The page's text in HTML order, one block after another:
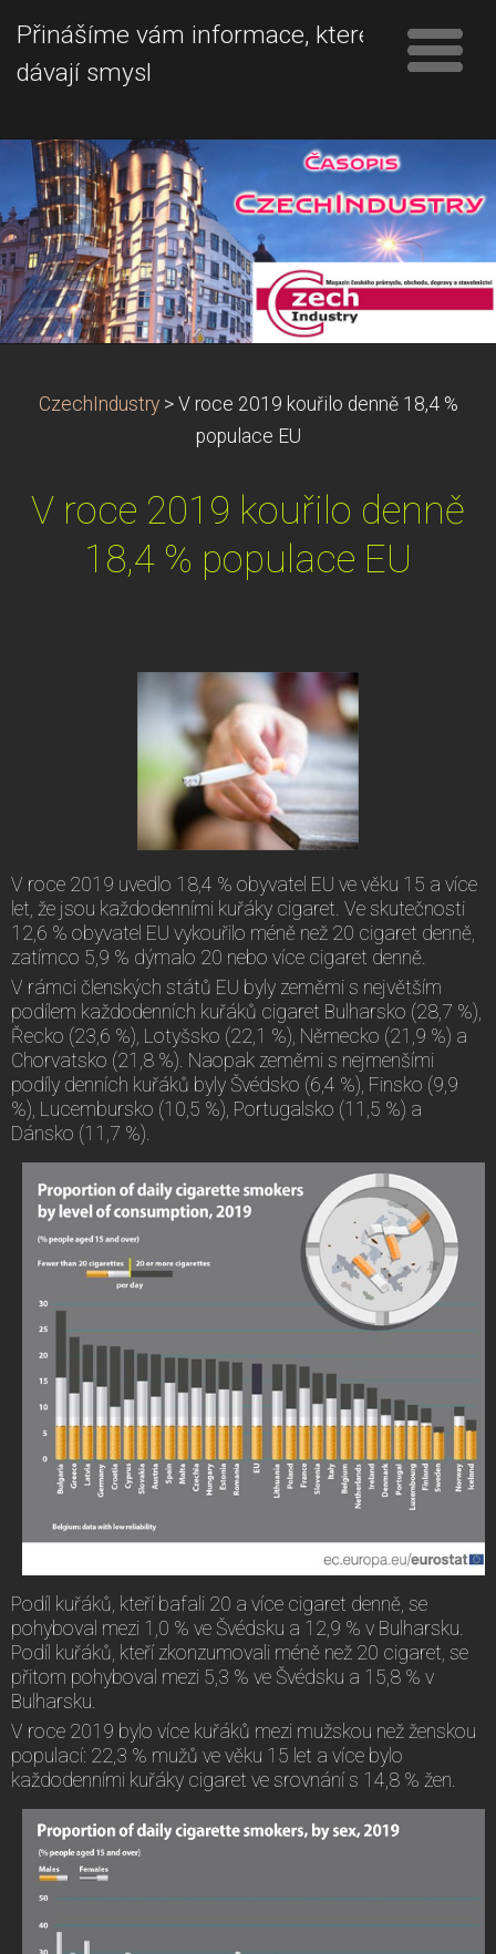
Přinášíme vám informace, které
dávají smysl
CzechIndustry > V roce 2019 kouřilo denně 18,4 %
populace EU
V roce 2019 kouřilo denně
18,4 % populace EU
V roce 2019 uvedlo 18,4 % obyvatel EU ve věku 15 a více
let, že jsou každodenními kuřáky cigaret. Ve skutečnosti
12,6 % obyvatel EU vykouřilo méně než 20 cigaret denně,
zatímco 5,9 % dýmalo 20 nebo více cigaret denně.
V rámci členských států EU byly zeměmi s největším
podílem každodenních kuřáků cigaret Bulharsko (28,7 %),
Řecko (23,6 %), Lotyšsko (22,1 %), Německo (21,9 %) a
Chorvatsko (21,8 %). Naopak zeměmi s nejmenšími
podíly denních kuřáků byly Švédsko (6,4 %), Finsko (9,9
%), Lucembursko (10,5 %), Portugalsko (11,5 %) a
Dánsko (11,7 %).
Podíl kuřáků, kteří bafali 20 a více cigaret denně, se
pohyboval mezi 1,0 % ve Švédsku a 12,9 % v Bulharsku.
Podíl kuřáků, kteří zkonzumovali méně než 20 cigaret, se
přitom pohyboval mezi 5,3 % ve Švédsku a 15,8 % v
Bulharsku.
V roce 2019 bylo více kuřáků mezi mužskou než ženskou
populací: 22,3 % mužů ve věku 15 let a více bylo
každodenními kuřáky cigaret ve srovnání s 14,8 % žen.